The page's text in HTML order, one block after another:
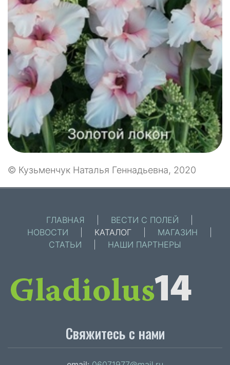
© Кузьменчук Наталья Геннадьевна, 2020
ГЛАВНАЯ ВЕСТИ С ПОЛЕЙ
НОВОСТИ
КАТАЛОГ МАГАЗИН
СТАТЬИ
НАШИ ПАРТНЕРЫ
Свяжитесь с нами